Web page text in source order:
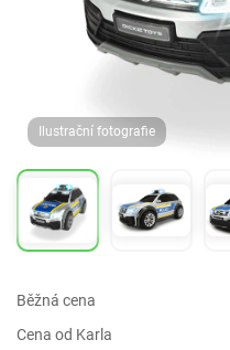
Ilustrační fotografie
Běžná cena
Cena od Karla